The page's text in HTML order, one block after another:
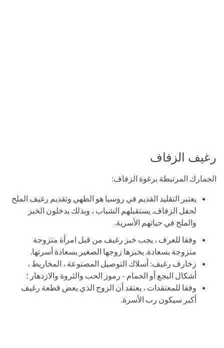
رغيف الزفاف
الجمارك المرتبطة برغوة الزفاف:
يعتبر التقليد القديم في روسيا هو الطهي وتقديم رغيف الملح
لحفل الزفاف. يستقبلهم الشباب ، وبذلك يدخلون الخبز
والملح في حياتهم الأسرية.
وفقا للعرف ، يجب خبز رغيف من قبل امرأة متزوجة
متزوجة بسعادة. يخبزها زوجها الصغير بسعادة أسرتها.
زخارف رغيف: أسلاك التوصيل المصنوعة ، المخاريط ،
أشكال البجع أو الحمام - رموز الحب والثروة والازدهار ؛
وفقا للمعتقدات ، يعتقد أن الزوج الذي يعض قطعة رغيف
أكبر سيكون رب الأسرة.